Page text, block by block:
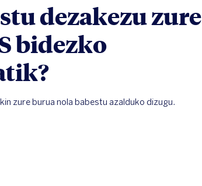
dezakezu zure
bidezko
zure burua nola babestu azalduko dizugu.